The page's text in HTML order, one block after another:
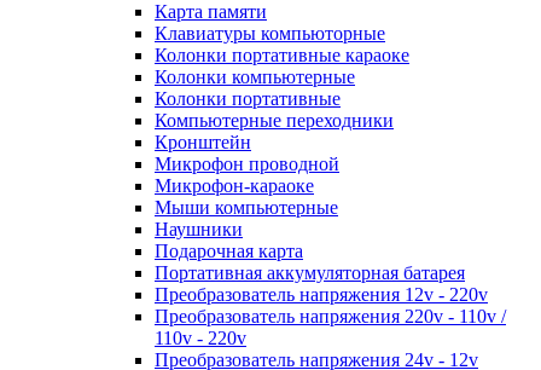
Карта памяти
Клавиатуры компьюторные
Колонки портативные караоке
Колонки компьютерные
Колонки портативные
Компьютерные переходники
Кронштейн
Микрофон проводной
Микрофон-караоке
Мыши компьютерные
Наушники
Подарочная карта
Портативная аккумуляторная батарея
Преобразователь напряжения 12v - 220v
Преобразователь напряжения 220v - 110v /
110v - 220v
Преобразователь напряжения 24v - 12v